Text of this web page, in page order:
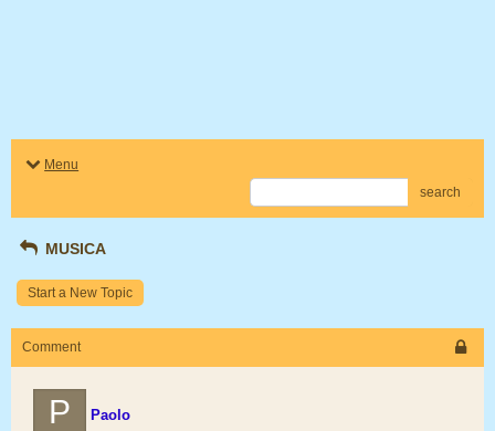
Menu
search
MUSICA
Start a New Topic
Comment
P Paolo